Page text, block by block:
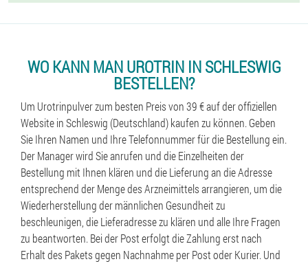
WO KANN MAN UROTRIN IN SCHLESWIG
BESTELLEN?
Um Urotrinpulver zum besten Preis von 39 € auf der offiziellen
Website in Schleswig (Deutschland) kaufen zu können. Geben
Sie Ihren Namen und Ihre Telefonnummer für die Bestellung ein.
Der Manager wird Sie anrufen und die Einzelheiten der
Bestellung mit Ihnen klären und die Lieferung an die Adresse
entsprechend der Menge des Arzneimittels arrangieren, um die
Wiederherstellung der männlichen Gesundheit zu
beschleunigen, die Lieferadresse zu klären und alle Ihre Fragen
zu beantworten. Bei der Post erfolgt die Zahlung erst nach
Erhalt des Pakets gegen Nachnahme per Post oder Kurier. Und